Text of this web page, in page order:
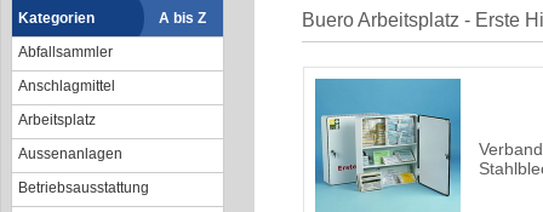
Kategorien
A bis Z
Abfallsammler
Anschlagmittel
Arbeitsplatz
Aussenanlagen
Betriebsausstattung
Buero Arbeitsplatz - Erste